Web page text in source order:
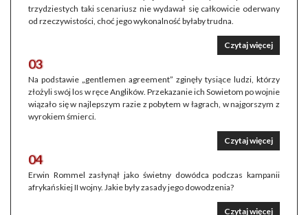
trzydziestych taki scenariusz nie wydawał się całkowicie oderwany
od rzeczywistości, choć jego wykonalność byłaby trudna.
Czytaj więcej
03
Na podstawie „gentlemen agreement” zginęły tysiące ludzi, którzy
złożyli swój los w ręce Anglików. Przekazanie ich Sowietom po wojnie
wiązało się w najlepszym razie z pobytem w łagrach, w najgorszym z
wyrokiem śmierci.
Czytaj więcej
04
Erwin Rommel zasłynął jako świetny dowódca podczas kampanii
afrykańskiej II wojny. Jakie były zasady jego dowodzenia?
Czytaj więcej